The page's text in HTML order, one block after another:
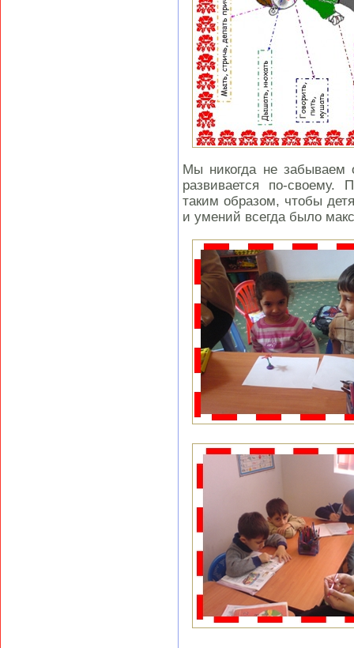
Мы никогда не забываем
развивается по-своему.
таким образом, чтобы
и умений всегда было